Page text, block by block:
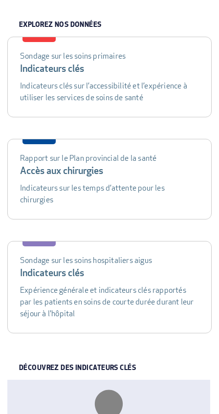
EXPLOREZ NOS DONNÉES
DATA
TABLE
Sondage sur les soins primaires
Indicateurs clés
Indicateurs clés sur l’accessibilité et l’expérience à
utiliser les services de soins de santé
Rapport sur le Plan provincial de la santé
Accès aux chirurgies
Indicateurs sur les temps d’attente pour les
chirurgies
Sondage sur les soins hospitaliers aigus
Indicateurs clés
Expérience générale et indicateurs clés rapportés
par les patients en soins de courte durée durant leur
séjour à l'hôpital
DÉCOUVREZ DES INDICATEURS CLÉS